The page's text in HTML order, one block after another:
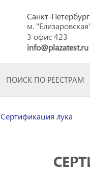
Санкт-Петербург
м.
3 офис 423
info@plazatest.ru
ПОИСК ПО РЕЕСТРАМ
Сертификация лука